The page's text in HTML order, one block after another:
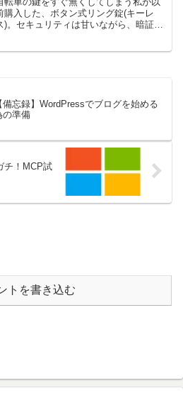
購入した、ボタン式リング錠(キーレ
)。セキュリティは甘いながら、暗証番
備忘録】WordPressでブログを始める
の準備
チ！MCP試
トを書き込む